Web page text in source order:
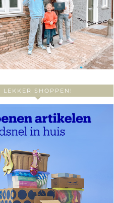
LEKKER SHOPPEN!